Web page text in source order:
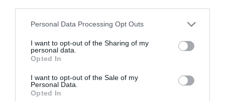
Please note that this website/app uses one or more Google
not limited to your visit or usage behaviour. You may click to
grant or deny consent to Google and its third-party tags to
use your data for below specified purposes in below Google
consent section.
Personal Data Processing Opt Outs
I want to opt-out of the Sharing of my
personal data.
Opted In
I want to opt-out of the Sale of my
Personal Data.
Opted In